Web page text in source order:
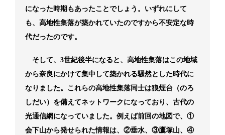
になった時期もあったことでしょう。いずれにして
も、高地性集落が築かれていたのですから不安定な時
代だったのです。
そして、3世紀後半になると、高地性集落はこの地域
から奈良にかけて集中して築かれる騒然とした時代に
なりました。これらの高地性集落同士は狼煙台（のろ
しだい）を備えてネットワークになっており、古代の
光通信網になっていました。例えば前回の地図で、①
会下山から発せられた情報は、②垂水、③鷹塚山、④